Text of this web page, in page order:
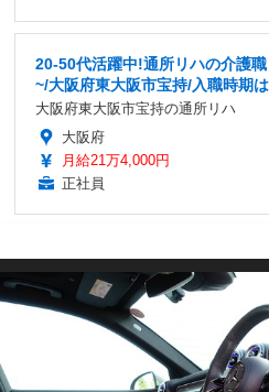
20-50代活躍中!通所リハの介護
~/大阪府東大阪市宝持/入職時期
大阪府東大阪市宝持の通所リハ
大阪府
月給21万4,000円
正社員